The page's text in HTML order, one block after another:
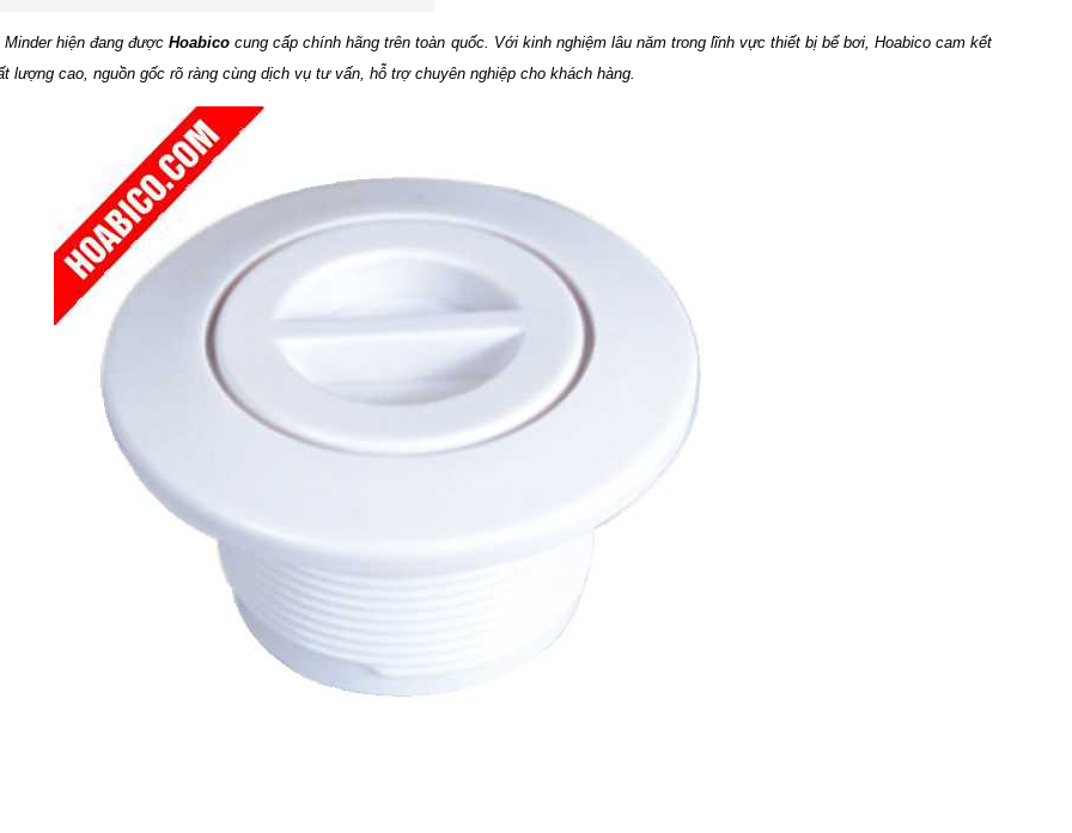
hiện đang đượcHoabicocung cấp chính hãng trên toàn quốc. Với kinh nghiệm lâu năm trong lĩnh vực thiết bị bể bơi, Hoabico cam kết
lượng cao, nguồn gốc rõ ràng cùng dịch vụ tư vấn, hỗ trợ chuyên nghiệp cho khách hàng.